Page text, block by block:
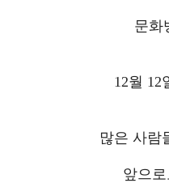
문화
12월 12
많은 사람
앞으